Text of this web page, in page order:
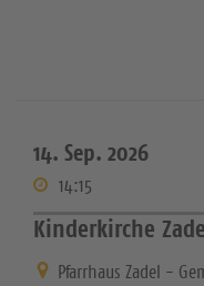
14. Sep. 2026
14:15
Kinderkirche
Pfarrhaus Zadel -